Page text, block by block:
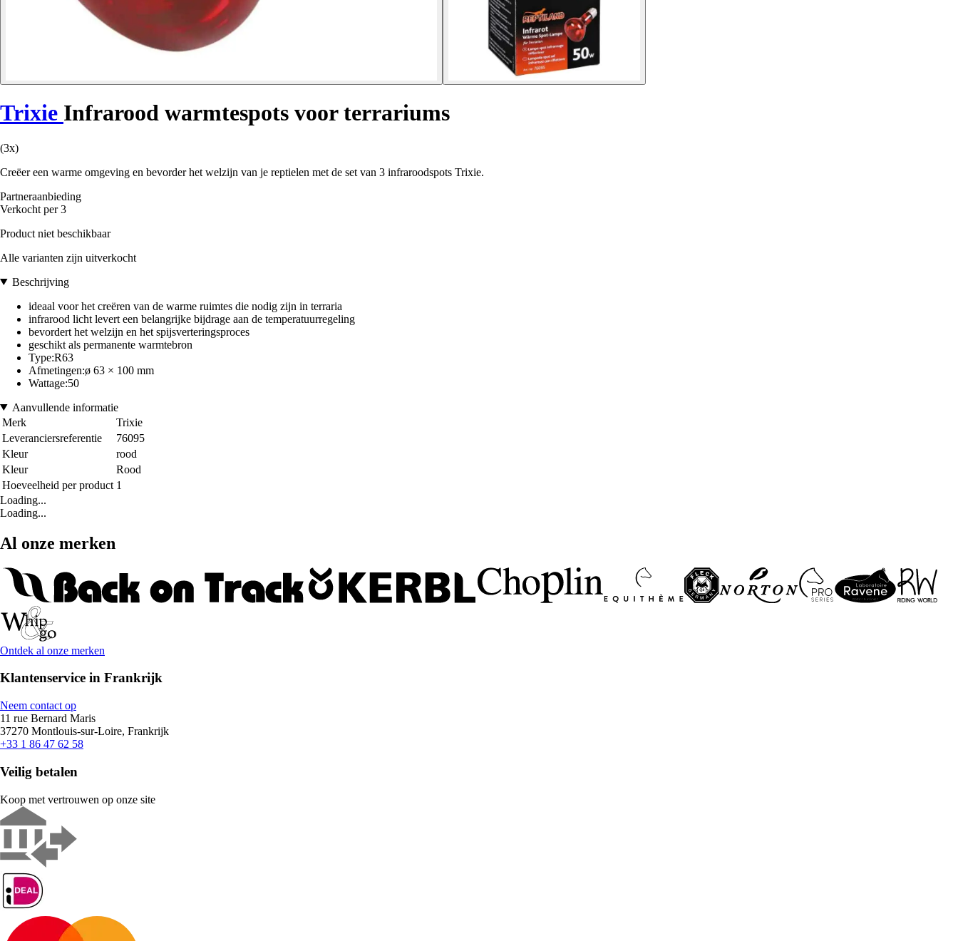
Trixie Infrarood warmtespots voor terrariums
(3x)
Creëer een warme omgeving en bevorder het welzijn van je reptielen met de set van 3 infraroodspots Trixie.
Partneraanbieding
Verkocht per 3
Product niet beschikbaar
Alle varianten zijn uitverkocht
Beschrijving
ideaal voor het creëren van de warme ruimtes die nodig zijn in terraria
infrarood licht levert een belangrijke bijdrage aan de temperatuurregeling
bevordert het welzijn en het spijsverteringsproces
geschikt als permanente warmtebron
Type:R63
Afmetingen:ø 63 × 100 mm
Wattage:50
Aanvullende informatie
Merk
Trixie
Leveranciersreferentie
76095
Kleur
rood
Kleur
Rood
Hoeveelheid per product 1
Loading...
Loading...
Al onze merken
Ontdek al onze merken
Klantenservice in Frankrijk
Neem contact op
11 rue Bernard Maris
37270 Montlouis-sur-Loire, Frankrijk
+33 1 86 47 62 58
Veilig betalen
Koop met vertrouwen op onze site